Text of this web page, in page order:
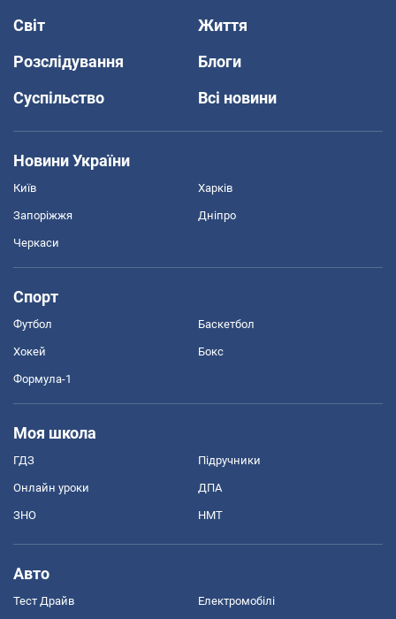
Світ
Життя
Розслідування
Блоги
Суспільство
Всі новини
Новини України
Київ Харків
Запоріжжя Дніпро
Черкаси
Спорт
Футбол Баскетбол
Хокей Бокс
Формула-1
Моя школа
ГДЗ Підручники
Онлайн уроки ДПА
ЗНО НМТ
Авто
Тест Драйв Електромобілі